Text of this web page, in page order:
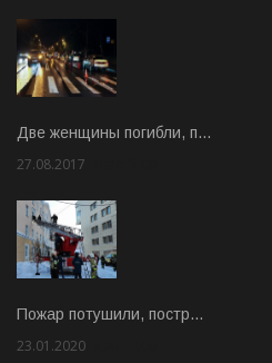
Две женщины погибли, п…
27.08.2017
Пожар потушили, постр…
23.01.2020